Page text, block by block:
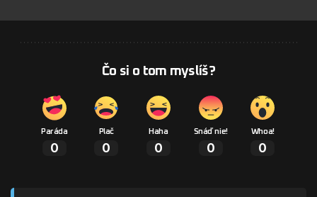
Čo si o tom myslíš?
Paráda
0
Plač
0
Haha
0
Snáď nie!
0
Whoa!
0